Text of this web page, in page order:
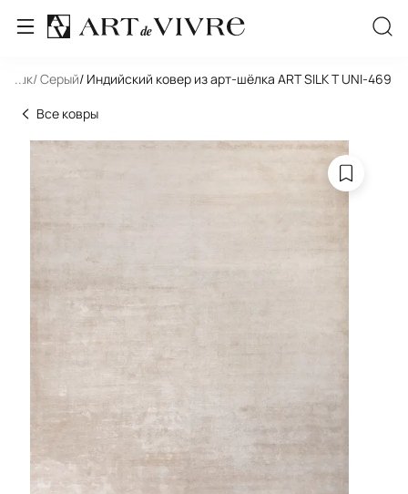
... / Серый/ Индийский ковер из арт-шёлка ART SILK T UNI-469
Все ковры